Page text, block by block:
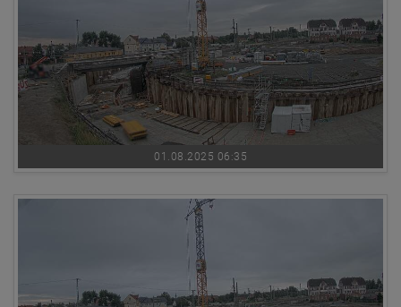
01.08.2025 06:35